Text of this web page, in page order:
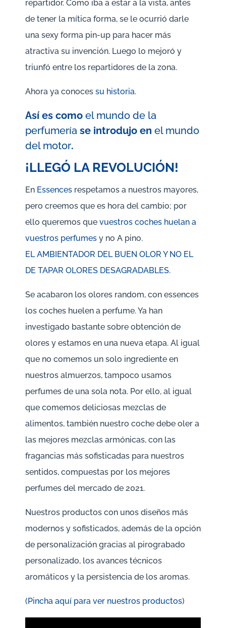
repartidor. Como iba a estar a la vista, antes
de tener la mítica forma, se le ocurrió darle
una sexy forma pin-up para hacer más
atractiva su invención. Luego lo mejoró y
triunfó entre los repartidores de la zona.
Ahora ya conoces su historia.
Así es como el mundo de la
perfumeríase introdujo en el mundo
del motor.
¡LLEGÓ LA REVOLUCIÓN!
En Essences respetamos a nuestros mayores,
pero creemos que es hora del cambio; por
ello queremos que vuestros coches huelan a
vuestros perfumesy no A pino.
EL AMBIENTADOR DEL BUEN OLOR Y NO EL
DE TAPAR OLORES DESAGRADABLES.
Se acabaron los olores random, con essences
los coches huelen a perfume. Ya han
investigado bastante sobre obtención de
olores y estamos en una nueva etapa. Al igual
que no comemos un solo ingrediente en
nuestros almuerzos, tampoco usamos
perfumes de una sola nota. Por ello, al igual
que comemos deliciosas mezclas de
alimentos, también nuestro coche debe oler a
las mejores mezclas armónicas, con las
fragancias más sofisticadas para nuestros
sentidos, compuestas por los mejores
perfumes del mercado de 2021.
Nuestros productos con unos diseños más
modernos y sofisticados, además de la opción
de personalización gracias al pirograbado
personalizado, los avances técnicos
aromáticos y la persistencia de los aromas.
(Pincha aquí para ver nuestros productos)